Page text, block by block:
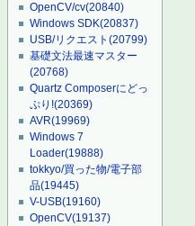
OpenCV/cv(20840)
Windows SDK(20837)
USB/リクエスト(20799)
基礎文法最速マスター
(20768)
Quartz Composerにどっ
ぷり!(20369)
AVR(19969)
Windows 7
Loader(19888)
tokkyo/買った物/電子部
品(19445)
V-USB(19160)
OpenCV(19137)